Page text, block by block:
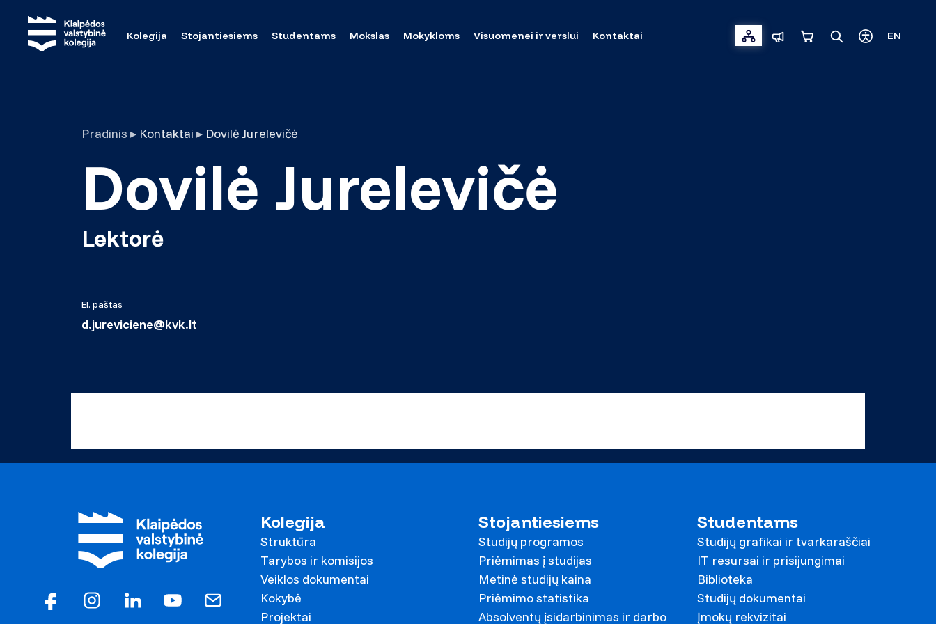
Kolegija Stojantiesiems Studentams Mokslas Mokykloms Visuomenei ir verslui Kontaktai EN
Pradinis ▸ Kontaktai ▸ Dovilė Jurelevičė
Dovilė Jurelevičė
Lektorė
El. paštas
d.jureviciene@kvk.lt
Kolegija
Struktūra
Tarybos ir komisijos
Veiklos dokumentai
Kokybė
Projektai
Stojantiesiems
Studijų programos
Priėmimas į studijas
Metinė studijų kaina
Priėmimo statistika
Absolventų įsidarbinimas ir darbo
Studentams
Studijų grafikai ir tvarkaraščiai
IT resursai ir prisijungimai
Biblioteka
Studijų dokumentai
Įmokų rekvizitai